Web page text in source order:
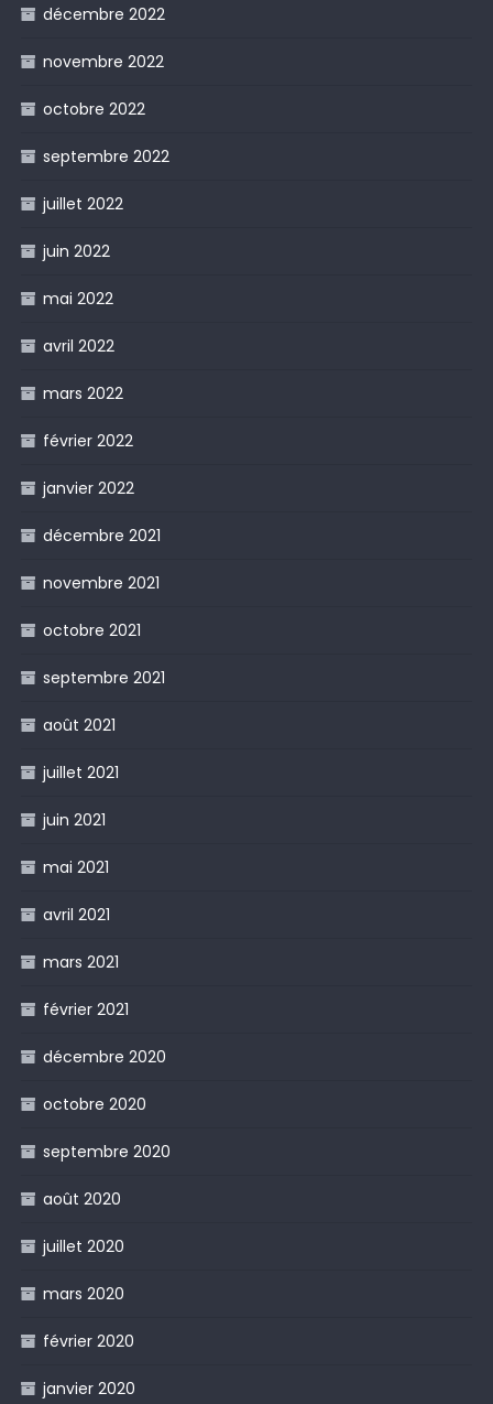
décembre 2022
novembre 2022
octobre 2022
septembre 2022
juillet 2022
juin 2022
mai 2022
avril 2022
mars 2022
février 2022
janvier 2022
décembre 2021
novembre 2021
octobre 2021
septembre 2021
août 2021
juillet 2021
juin 2021
mai 2021
avril 2021
mars 2021
février 2021
décembre 2020
octobre 2020
septembre 2020
août 2020
juillet 2020
mars 2020
février 2020
janvier 2020